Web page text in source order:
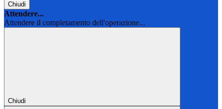
Chiudi
Attendere...
Attendere il completamento dell'operazione...
Chiudi